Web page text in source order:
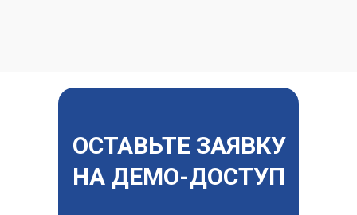
ОСТАВЬТЕ ЗАЯВКУ
НА ДЕМО-ДОСТУП